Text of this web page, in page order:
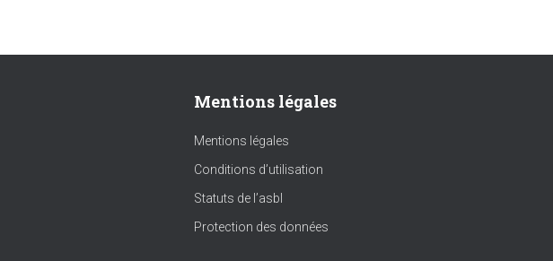
Mentions légales
Mentions légales
Conditions d’utilisation
Statuts de l’asbl
Protection des données